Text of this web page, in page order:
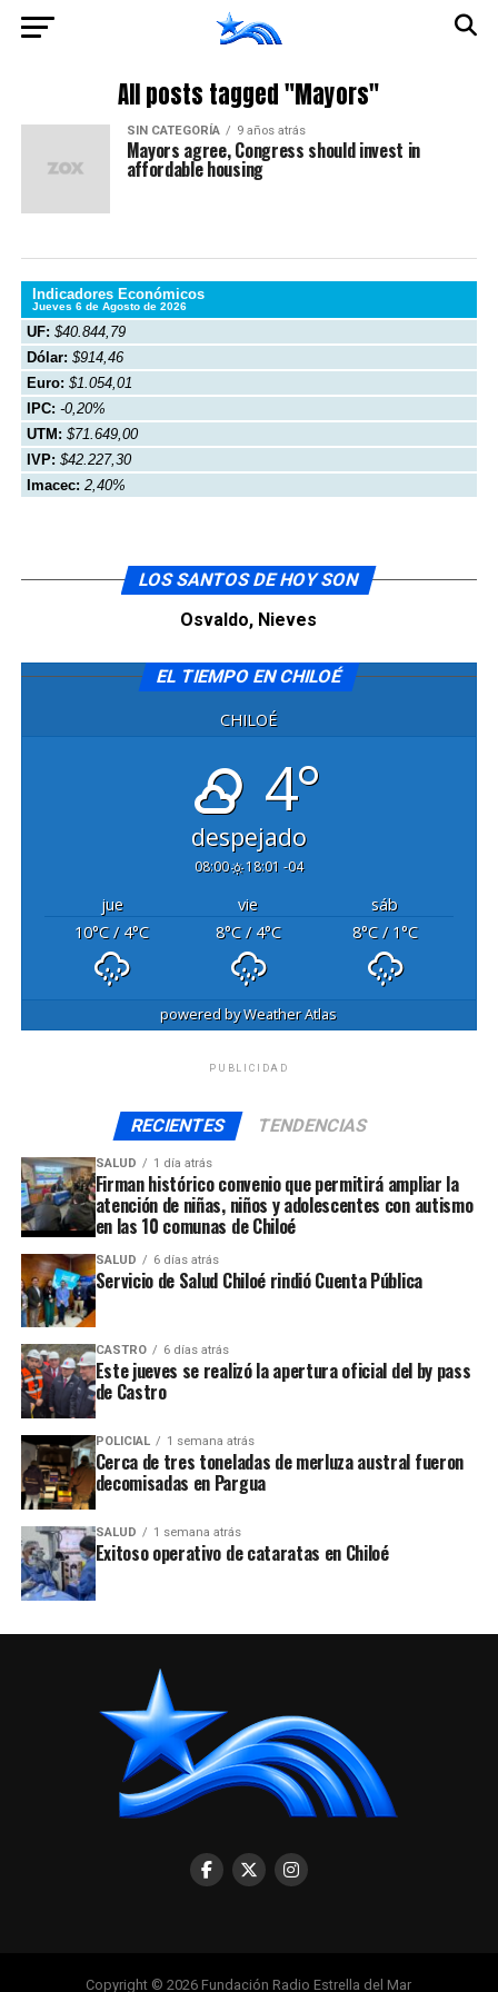
All posts tagged "Mayors"
SIN CATEGORÍA 9 años atrás
Mayors agree, Congress should invest in
affordable housing
Indicadores Económicos
Jueves 6 de Agosto de 2026
UF: $40.844,79
Dólar: $914,46
Euro: $1.054,01
IPC: -0,20%
UTM: $71.649,00
IVP: $42.227,30
Imacec: 2,40%
LOS SANTOS DE HOY SON
Osvaldo, Nieves
EL TIEMPO EN CHILOÉ
CHILOÉ
4°
despejado
08:00 18:01 -04
jue vie
sáb
10°C/ 4°C 8°C/ 4°C 8°C/ 1°C
powered byWeather Atlas
PUBLICIDAD
RECIENTES TENDENCIAS
SALUD 1 día atrás
Firman histórico convenio que permitirá ampliar la
atención de niñas, niños y adolescentes con autismo
en las 10 comunas de Chiloé
SALUD 6 días atrás
Servicio de Salud Chiloé rindió Cuenta Pública
CASTRO 6 días atrás
Este jueves se realizó la apertura oficial del by pass
de Castro
POLICIAL 1 semana atrás
Cerca de tres toneladas de merluza austral fueron
decomisadas en Pargua
SALUD 1 semana atrás
Exitoso operativo de cataratas en Chiloé
Copyright © 2026 Fundación Radio Estrella del Mar